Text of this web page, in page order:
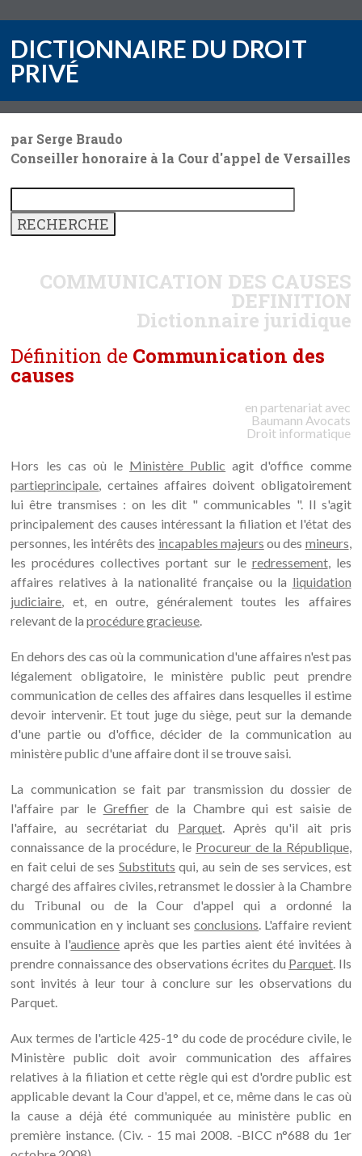
DICTIONNAIRE DU DROIT
PRIVÉ
par Serge Braudo
Conseiller honoraire à la Cour d'appel de Versailles
COMMUNICATION DES CAUSES
DEFINITION
Dictionnaire juridique
Définition de Communication des
causes
en partenariat avec
Baumann Avocats
Droit informatique
Hors les cas où le Ministère Public agit d'office comme
partieprincipale, certaines affaires doivent obligatoirement
lui être transmises : on les dit " communicables ". Il s'agit
principalement des causes intéressant la filiation et l'état des
personnes, les intérêts des incapables majeurs ou des mineurs,
les procédures collectives portant sur le redressement, les
affaires relatives à la nationalité française ou la liquidation
judiciaire, et, en outre, généralement toutes les affaires
relevant de laprocédure gracieuse.
En dehors des cas où la communication d'une affaires n'est pas
légalement obligatoire, le ministère public peut prendre
communication de celles des affaires dans lesquelles il estime
devoir intervenir. Et tout juge du siège, peut sur la demande
d'une partie ou d'office, décider de la communication au
ministère public d'une affaire dont il se trouve saisi.
La communication se fait par transmission du dossier de
l'affaire par le Greffierde la Chambre qui est saisie de
l'affaire, au secrétariat du Parquet. Après qu'il ait pris
connaissance de la procédure, le Procureur de la République,
en fait celui de ses Substituts qui, au sein de ses services, est
chargé des affaires civiles, retransmet le dossier à la Chambre
du Tribunal ou de la Cour d'appel qui a ordonné la
communication en y incluant sesconclusions. L'affaire revient
ensuite à l'audience après que les parties aient été invitées à
prendre connaissance des observations écrites du Parquet. Ils
sont invités à leur tour à conclure sur les observations du
Parquet.
Aux termes de l'article 425-1° du code de procédure civile, le
Ministère public doit avoir communication des affaires
relatives à la filiation et cette règle qui est d'ordre public est
applicable devant la Cour d'appel, et ce, même dans le cas où
la cause a déjà été communiquée au ministère public en
première instance. (Civ. - 15 mai 2008. -BICC n°688 du 1er